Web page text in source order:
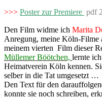
>>> Poster zur Premiere pdf
Den Film widme ich Marita
Anregung, meine Köln-Filme
meinem vierten Film dieser
Müllemer Böötchen, lernte
Heimatverein Köln kennen.
selber in die Tat umgesetzt …
Den Text für den
konnte sie noch schreiben,